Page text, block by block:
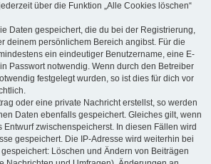
über die Funktion „Alle Cookies löschen“
Daten gespeichert, die du bei der Registrierung,
deinem persönlichem Bereich angibst. Für die
ein eindeutiger Benutzername, eine E-
Passwort notwendig. Wenn durch den Betreiber
festgelegt wurden, so ist dies für dich vor
oder eine private Nachricht erstellst, so werden
Daten ebenfalls gespeichert. Gleiches gilt, wenn
Entwurf zwischenspeicherst. In diesen Fällen wird
gespeichert. Die IP-Adresse wird weiterhin bei
Löschen und Ändern von Beiträgen